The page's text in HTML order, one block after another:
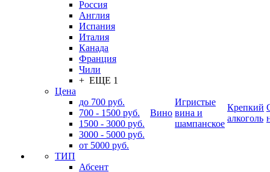
Россия
Англия
Испания
Италия
Канада
Франция
Чили
+ ЕЩЕ 1
Цена
до 700 руб.
700 - 1500 руб.
1500 - 3000 руб.
3000 - 5000 руб.
от 5000 руб.
ТИП
Абсент
Вино
Игристые
вина и
шампанское
Крепкий
алкоголь